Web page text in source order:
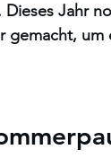
Dieses Jahr
gemacht,